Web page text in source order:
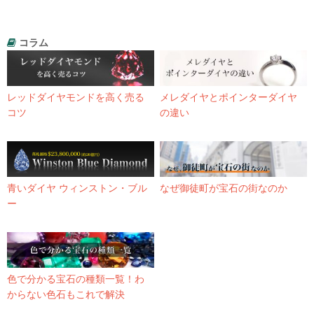
コラム
レッドダイヤモンドを高く売る
コツ
メレダイヤとポインターダイヤ
の違い
青いダイヤ ウィンストン・ブル
ー
なぜ御徒町が宝石の街なのか
色で分かる宝石の種類一覧！わ
からない色石もこれで解決